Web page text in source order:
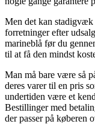
Men det kan
forretninger efter
marineblå før du
til at få den mindst
Man må bare være så
deres varer til en pris
undertiden være et
Bestillinger med
der passer på køberen